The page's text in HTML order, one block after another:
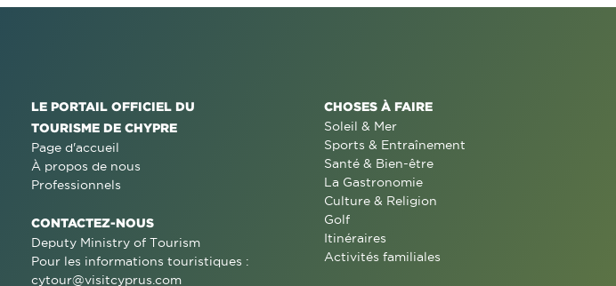
LE PORTAIL OFFICIEL DU
TOURISME DE CHYPRE
Page d'accueil
À propos de nous
Professionnels
CONTACTEZ-NOUS
Deputy Ministry of Tourism
Pour les informations touristiques :
cytour@visitcyprus.com
CHOSES À FAIRE
Soleil & Mer
Sports & Entraînement
Santé & Bien-être
La Gastronomie
Culture & Religion
Golf
Itinéraires
Activités familiales